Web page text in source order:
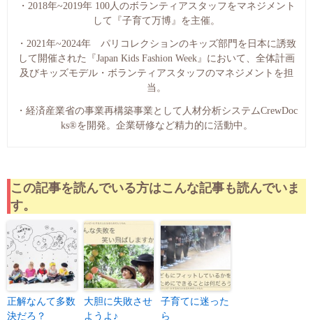
・2018年~2019年 100人のボランティアスタッフをマネジメント
して『子育て万博』を主催。
・2021年~2024年 パリコレクションのキッズ部門を日本に誘致
して開催された『Japan Kids Fashion Week』において、全体計画
及びキッズモデル・ボランティアスタッフのマネジメントを担
当。
・経済産業省の事業再構築事業として人材分析システムCrewDoc
ks®︎を開発。企業研修など精力的に活動中。
この記事を読んでいる方はこんな記事も読んでいま
す。
正解なんて多数
決だろ？
大胆に失敗させ
ようよ♪
子育てに迷った
ら